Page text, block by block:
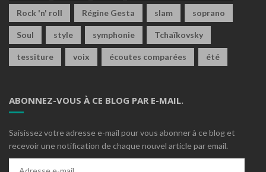
Rock 'n' roll Régine Gesta slam soprano
Soul style symphonie Tchaïkovsky
tessiture voix écoutes comparées été
ABONNEZ-VOUS À CE BLOG PAR E-MAIL.
Saisissez votre adresse e-mail pour vous abonner à ce blog et
recevoir une notification de chaque nouvel article par email.